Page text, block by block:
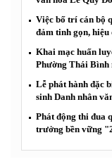
Việc bố trí cán bộ
đảm tinh gọn, hiệu
Khai mạc huấn
Phường Thái Bình
Lễ phát hành đặc
sinh Danh nhân
Phát động thi đua
trưởng bền vững